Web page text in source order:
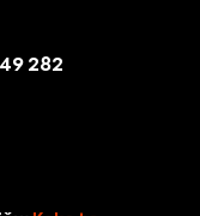
282